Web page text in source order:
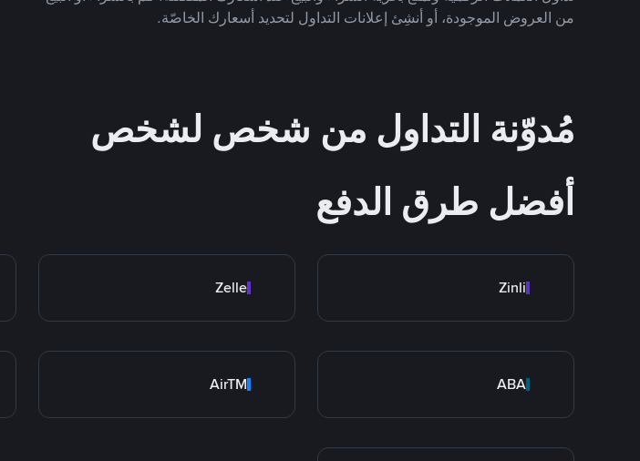
من العروض الموجودة، أو أنشِئ إعلانات التداول لتحديد أسعارك الخاصّة.
مُدوّنة التداول من شخص لشخص
أفضل طرق الدفع
Zinli
Zelle
ABA
AirTM